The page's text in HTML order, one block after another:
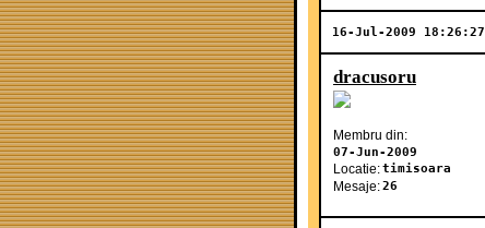
16-Jul-2009 18:26:27
dracusoru
Membru din:
07-Jun-2009
Locatie:timisoara
Mesaje:26